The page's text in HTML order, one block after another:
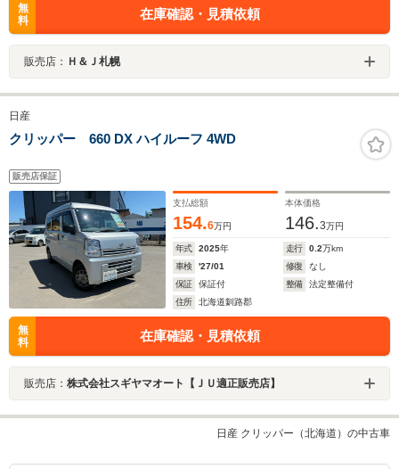
無
料
在庫確認・見積依頼
販売店： Ｈ＆Ｊ札幌
日産
クリッパー 660 DX ハイルーフ 4WD
販売店保証
支払総額
154.6万円
本体価格
146.3万円
年式 2025年 走行 0.2万km
車検
'27/01 修復
なし
保証
保証付 整備
法定整備付
住所
北海道釧路郡
無
料
在庫確認・見積依頼
販売店： 株式会社スギヤマオート【ＪＵ適正販売店】
日産 クリッパー（北海道）の中古車